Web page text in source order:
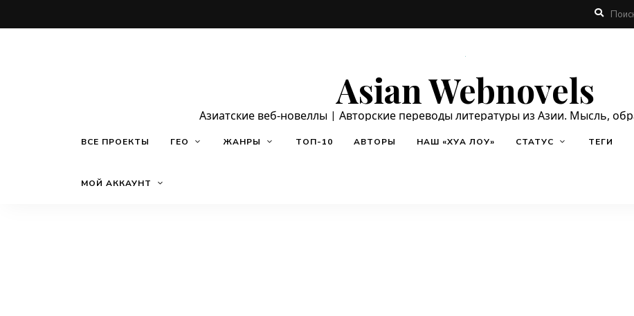
Asian Webnovels
Азиатские веб-новеллы | Авторские переводы литературы из Азии. Мысль,
ВСЕ ПРОЕКТЫ ГЕО ЖАНРЫ ТОП-10 АВТОРЫ НАШ «ХУА ЛОУ» СТАТУС ТЕГИ
МОЙ АККАУНТ